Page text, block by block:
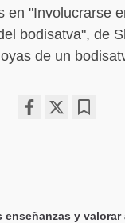
en "Involucrarse
bodisatva", de
de un
enseñanzas y valorar